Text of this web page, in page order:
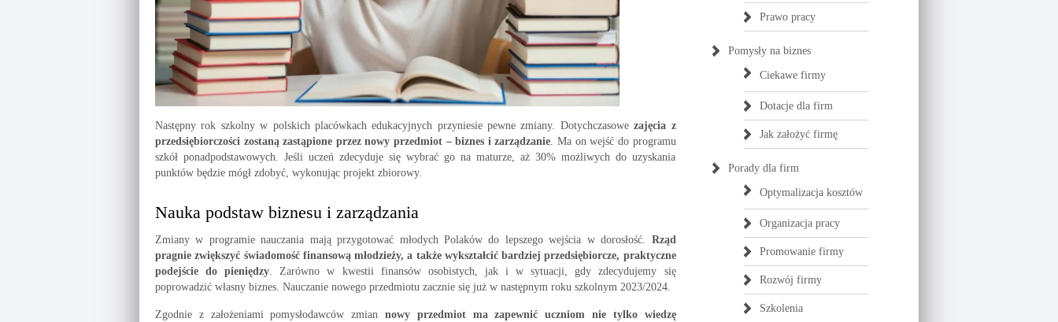
Następny rok szkolny w polskich placówkach edukacyjnych przyniesie pewne zmiany. Dotychczasowezajęcia z
przedsiębiorczości zostaną zastąpione przez nowy przedmiot – biznes i zarządzanie. Ma on wejść do programu
szkół ponadpodstawowych. Jeśli uczeń zdecyduje się wybrać go na maturze, aż 30% możliwych do uzyskania
punktów będzie mógł zdobyć, wykonując projekt zbiorowy.
Nauka podstaw biznesu i zarządzania
Zmiany w programie nauczania mają przygotować młodych Polaków do lepszego wejścia w dorosłość. Rząd
pragnie zwiększyć świadomość finansową młodzieży, a także wykształcić bardziej przedsiębiorcze, praktyczne
podejście do pieniędzy. Zarówno w kwestii finansów osobistych, jak i w sytuacji, gdy zdecydujemy się
poprowadzić własny biznes. Nauczanie nowego przedmiotu zacznie się już w następnym roku szkolnym 2023/2024.
Zgodnie z założeniami pomysłodawców zmian nowy przedmiot ma zapewnić uczniom nie tylko wiedzę
Prawo pracy
Pomysły na biznes
Ciekawe firmy
Dotacje dla firm
Jak założyć firmę
Porady dla firm
Optymalizacja kosztów
Organizacja pracy
Promowanie firmy
Rozwój firmy
Szkolenia